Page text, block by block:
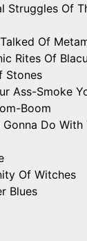
Struggles Of
Of
Rites Of
Stones
Ass-Smoke
Boom
Gonna Do With
Of Witches
Blues